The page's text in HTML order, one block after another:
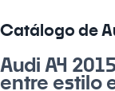
Catálogo de
Audi A4
entre estilo